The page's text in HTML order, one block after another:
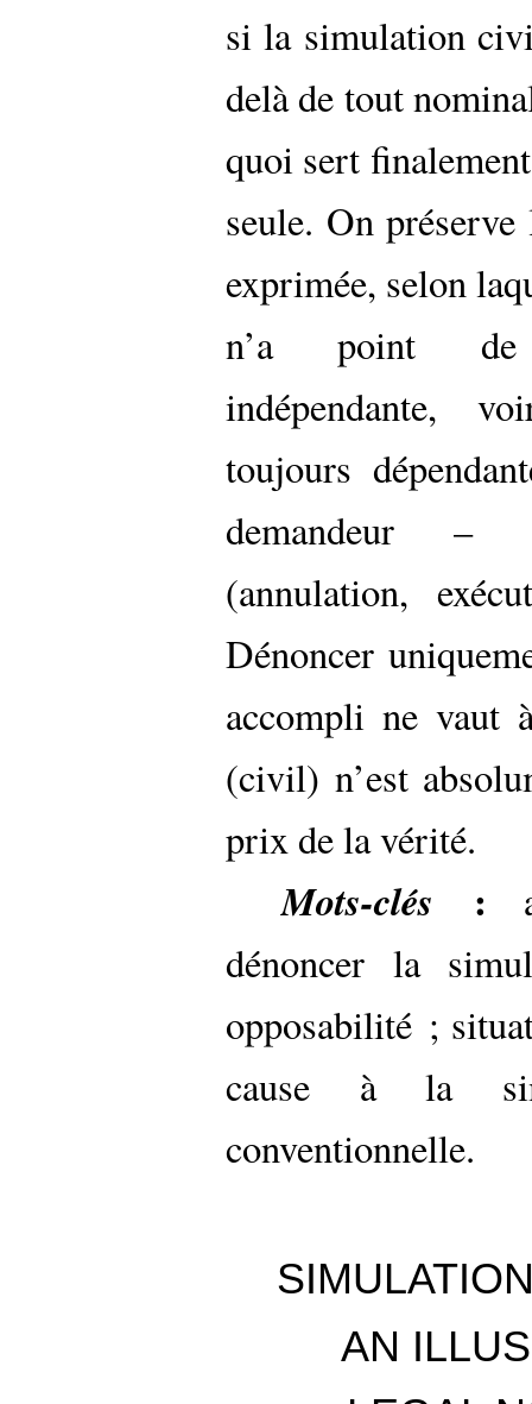
si la simulation
delà de tout
quoi sert
seule. On préserve
exprimée, selon
n’a point de
indépendante,
toujours
demandeur –
(annulation,
Dénoncer
accompli ne
(civil) n’est
prix de la vérité.
Mots-clés :
dénoncer la
opposabilité ;
cause à la
conventionnelle.
AN